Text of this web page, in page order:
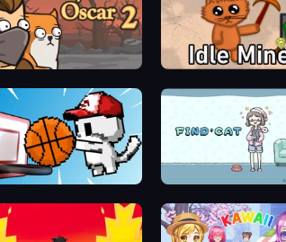
and Oscar 2 Idle Miner
Cats